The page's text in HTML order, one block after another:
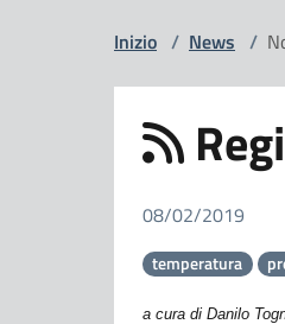
Inizio / News /
08/02/2019
temperatura
a cura di Danilo